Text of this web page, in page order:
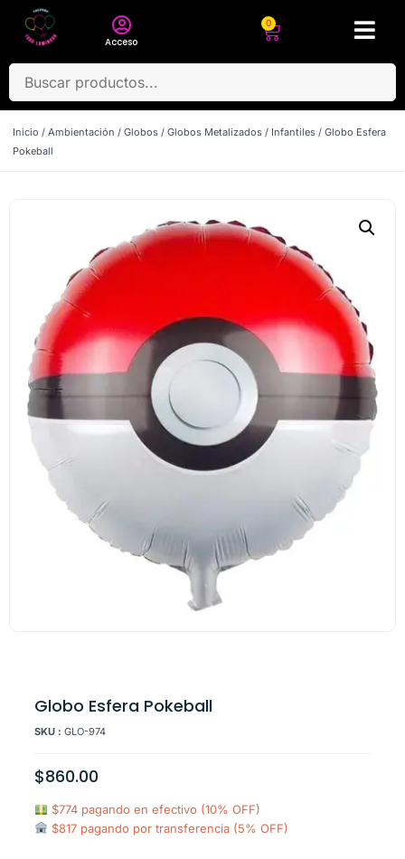
Acceso
0
Inicio / Ambientación / Globos / Globos Metalizados / Infantiles / Globo Esfera
Pokeball
Globo Esfera Pokeball
SKU : GLO-974
$860.00
$774 pagando en efectivo (10% OFF)
$817 pagando por transferencia (5% OFF)